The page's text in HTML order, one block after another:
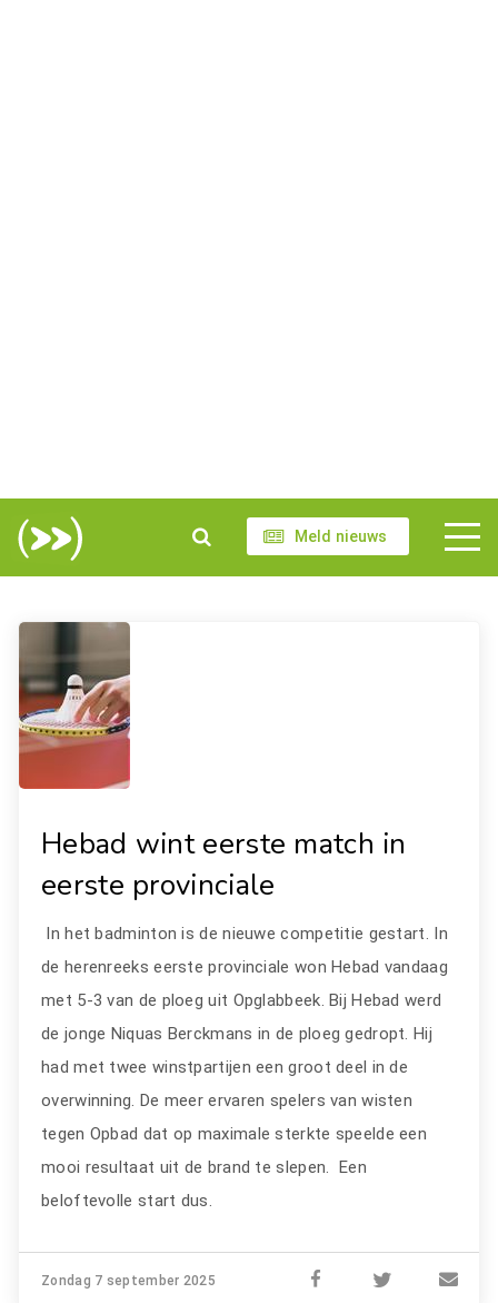
Meld nieuws
Hebad wint eerste match in
eerste provinciale
In het badminton is de nieuwe competitie gestart. In
de herenreeks eerste provinciale won Hebad vandaag
met 5-3 van de ploeg uit Opglabbeek. Bij Hebad werd
de jonge Niquas Berckmans in de ploeg gedropt. Hij
had met twee winstpartijen een groot deel in de
overwinning. De meer ervaren spelers van wisten
tegen Opbad dat op maximale sterkte speelde een
mooi resultaat uit de brand te slepen. Een
beloftevolle start dus.
Zondag 7 september 2025